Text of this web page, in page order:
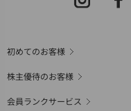
初めてのお客様
株主優待のお客様
会員ランクサービス